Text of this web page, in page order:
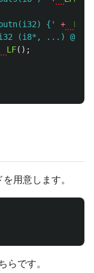
{ ' + LF
(i8*, ...)
LF();
用意します。
らです。